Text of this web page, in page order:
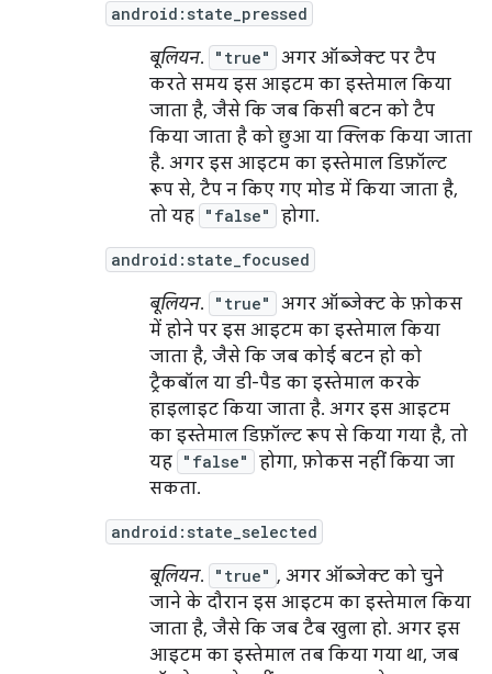
android:state_pressed
बूलियन. "true"
अगर ऑब्जेक्ट पर टैप
करते समय इस आइटम का इस्तेमाल किया
जाता है, जैसे कि जब किसी बटन को टैप
किया जाता है को छुआ या क्लिक किया जाता
है. अगर इस आइटम का इस्तेमाल डिफ़ॉल्ट
रूप से, टैप न किए गए मोड में किया जाता है,
तो यह "false" होगा.
android:state_focused
बूलियन. "true"
अगर ऑब्जेक्ट के फ़ोकस
में होने पर इस आइटम का इस्तेमाल किया
जाता है, जैसे कि जब कोई बटन हो को
ट्रैकबॉल या डी-पैड का इस्तेमाल करके
हाइलाइट किया जाता है. अगर इस आइटम
का इस्तेमाल डिफ़ॉल्ट रूप से किया गया है, तो
यह "false"
होगा, फ़ोकस नहीं किया जा
सकता.
android:state_selected
बूलियन. "true" , अगर ऑब्जेक्ट को चुने
जाने के दौरान इस आइटम का इस्तेमाल किया
जाता है, जैसे कि जब टैब खुला हो. अगर इस
आइटम का इस्तेमाल तब किया गया था, जब